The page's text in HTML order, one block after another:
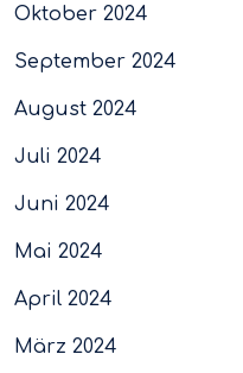
Oktober 2024
September 2024
August 2024
Juli 2024
Juni 2024
Mai 2024
April 2024
März 2024